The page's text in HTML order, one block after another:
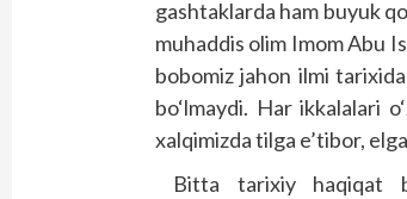
gashtaklarda ham buyuk
muhaddis olim Imom Abu
bobomiz jahon ilmi
bo‘lmaydi. Har ikkalalari
xalqimizda tilga e’tibor,
Bitta tarixiy haqiqat